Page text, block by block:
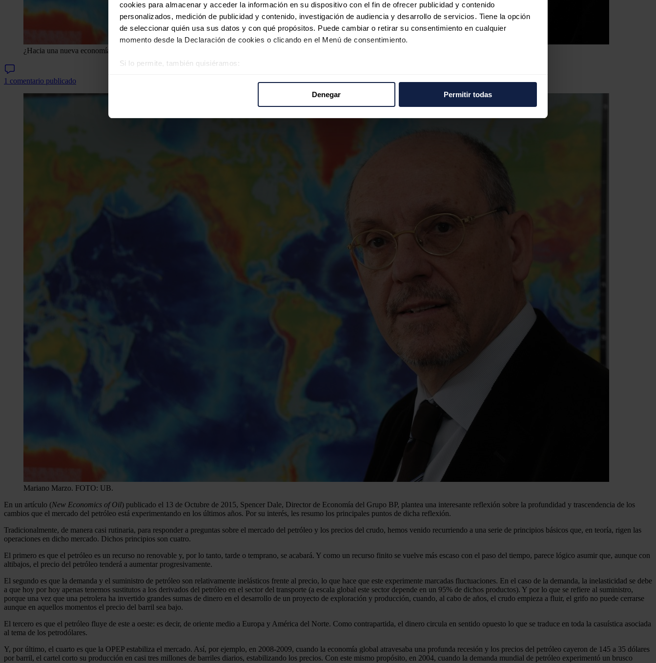
cookies para almacenar y acceder la información en su dispositivo con el fin de ofrecer publicidad y contenido
personalizados, medición de publicidad y contenido, investigación de audiencia y desarrollo de servicios. Tiene la opción
de seleccionar quién usa sus datos y con qué propósitos. Puede cambiar o retirar su consentimiento en cualquier
momento desde la Declaración de cookies o clicando en el Menú de consentimiento.
Si lo permite, también quisiéramos:
y analizar el tráfico. Además, compartimos información sobre el uso que haga del sitio web con nuestros partners de
Denegar Permitir todas
¿Hacia una nueva economía del petróleo?
1 comentario publicado
Mariano Marzo. FOTO: UB.
En un artículo (New Economics of Oil) publicado el 13 de Octubre de 2015, Spencer Dale, Director de Economía del Grupo BP, plantea una interesante reflexión sobre la profundidad y trascendencia de los
cambios que el mercado del petróleo está experimentando en los últimos años. Por su interés, les resumo los principales puntos de dicha reflexión.
Tradicionalmente, de manera casi rutinaria, para responder a preguntas sobre el mercado del petróleo y los precios del crudo, hemos venido recurriendo a una serie de principios básicos que, en teoría, rigen las
operaciones en dicho mercado. Dichos principios son cuatro.
El primero es que el petróleo es un recurso no renovable y, por lo tanto, tarde o temprano, se acabará. Y como un recurso finito se vuelve más escaso con el paso del tiempo, parece lógico asumir que, aunque con
altibajos, el precio del petróleo tenderá a aumentar progresivamente.
El segundo es que la demanda y el suministro de petróleo son relativamente inelásticos frente al precio, lo que hace que este experimente marcadas fluctuaciones. En el caso de la demanda, la inelasticidad se debe
a que hoy por hoy apenas tenemos sustitutos a los derivados del petróleo en el sector del transporte (a escala global este sector depende en un 95% de dichos productos). Y por lo que se refiere al suministro,
porque una vez que una petrolera ha invertido grandes sumas de dinero en el desarrollo de un proyecto de exploración y producción, cuando, al cabo de años, el crudo empieza a fluir, el grifo no puede cerrarse
aunque en aquellos momentos el precio del barril sea bajo.
El tercero es que el petróleo fluye de este a oeste: es decir, de oriente medio a Europa y América del Norte. Como contrapartida, el dinero circula en sentido opuesto lo que se traduce en toda la casuística asociada
al tema de los petrodólares.
Y, por último, el cuarto es que la OPEP estabiliza el mercado. Así, por ejemplo, en 2008-2009, cuando la economía global atravesaba una profunda recesión y los precios del petróleo cayeron de 145 a 35 dólares
por barril, el cartel corto su producción en casi tres millones de barriles diarios, estabilizando los precios. Con este mismo propósito, en 2004, cuando la demanda mundial de petróleo experimentó un brusco